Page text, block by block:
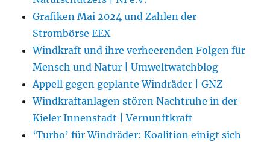
Grafiken Mai 2024 und Zahlen der
Strombörse EEX
Windkraft und ihre verheerenden Folgen für
Mensch und Natur | Umweltwatchblog
Appell gegen geplante Windräder | GNZ
Windkraftanlagen stören Nachtruhe in der
Kieler Innenstadt | Vernunftkraft
‘Turbo’ für Windräder: Koalition einigt sich